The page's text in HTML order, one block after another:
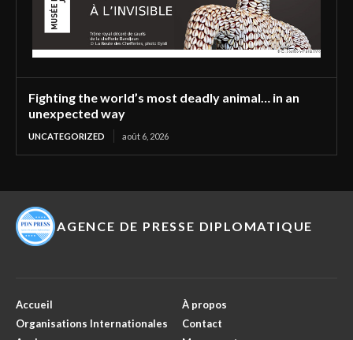
Fighting the world’s most deadly animal… in an
unexpected way
UNCATEGORIZED août 6, 2026
AGENCE DE PRESSE DIPLOMATIQUE
Accueil
Organisations Internationales
À propos
Contact